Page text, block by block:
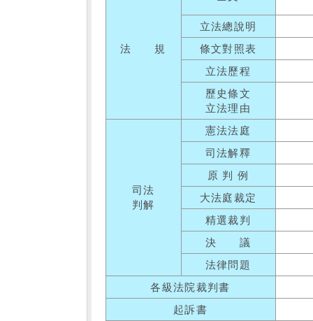
法 規
立法總說明
條文對照表
立法歷程
歷史條文
立法理由
司法
判解
憲法法庭
司法解釋
原 判 例
大法庭裁定
精選裁判
決 議
法律問題
各級法院裁判書
起訴書